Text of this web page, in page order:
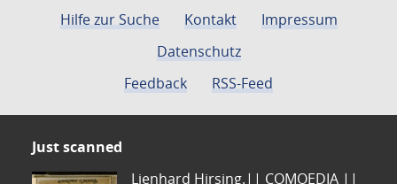
Hilfe zur Suche Kontakt
Impressum
Datenschutz
Feedback
RSS-Feed
Just scanned
Lienhard Hirsing.|| COMOEDIA ||